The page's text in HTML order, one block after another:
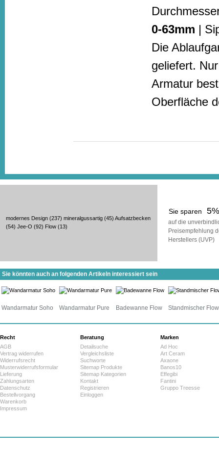
0-63mm |
Die
geliefert.
Armatur
Oberfläche
Sie sparen 5%
auf die
Preisempfehlung
Herstellers (UVP)
modernes Design (237) mineralgussartig (45) Aufsatzbecken
(54) Jee-O (92) Flow (13)
Sie könnten auch an folgenden Artikeln interessiert sein
Wandarmatur Soho Wandarmatur Pure Badewanne Flow Standmischer Flow
Recht
AGB
Vertrag widerrufen
Widerrufsrecht
Musterwiderrufsformular
Lieferung
Zahlungsarten
Datenschutz
Bestellvorgang
Warenkorb
Impressum
Beratung
Detailsuche
Vergleichsliste
Suchworte
Sitemap Produkte
Sitemap Kategorien
Kontakt
Registrieren
Einloggen
Marken
Ad Hoc
Art Ceram
Axaone
Banos10
Effegibi
Fantini
Gruppo Treesse